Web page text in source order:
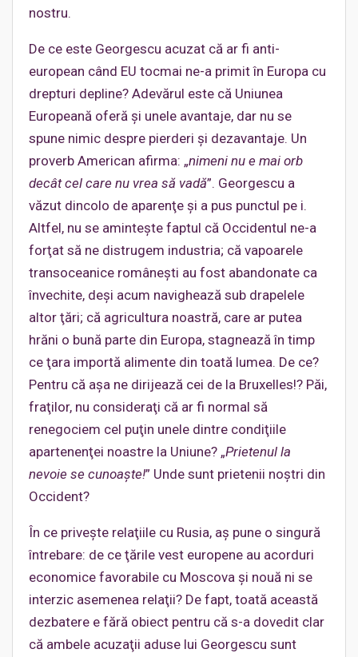
nostru.
De ce este Georgescu acuzat că ar fi anti-
european când EU tocmai ne-a primit în Europa cu
drepturi depline? Adevărul este că Uniunea
Europeană oferă şi unele avantaje, dar nu se
spune nimic despre pierderi şi dezavantaje. Un
proverb American afirma: „nimeni nu e mai orb
decât cel care nu vrea să vadă”. Georgescu a
văzut dincolo de aparenţe şi a pus punctul pe i.
Altfel, nu se aminteşte faptul că Occidentul ne-a
forţat să ne distrugem industria; că vapoarele
transoceanice româneşti au fost abandonate ca
învechite, deşi acum navighează sub drapelele
altor ţări; că agricultura noastră, care ar putea
hrăni o bună parte din Europa, stagnează în timp
ce ţara importă alimente din toată lumea. De ce?
Pentru că aşa ne dirijează cei de la Bruxelles!? Păi,
fraţilor, nu consideraţi că ar fi normal să
renegociem cel puţin unele dintre condiţiile
apartenenţei noastre la Uniune? „Prietenul la
nevoie se cunoaşte!” Unde sunt prietenii noştri din
Occident?
În ce priveşte relaţiile cu Rusia, aş pune o singură
întrebare: de ce ţările vest europene au acorduri
economice favorabile cu Moscova şi nouă ni se
interzic asemenea relaţii? De fapt, toată această
dezbatere e fără obiect pentru că s-a dovedit clar
că ambele acuzaţii aduse lui Georgescu sunt